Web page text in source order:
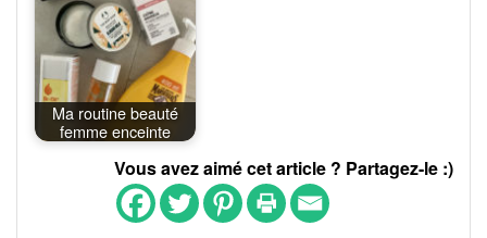
Ma routine beauté
femme enceinte
Vous avez aimé cet article ? Partagez-le :)